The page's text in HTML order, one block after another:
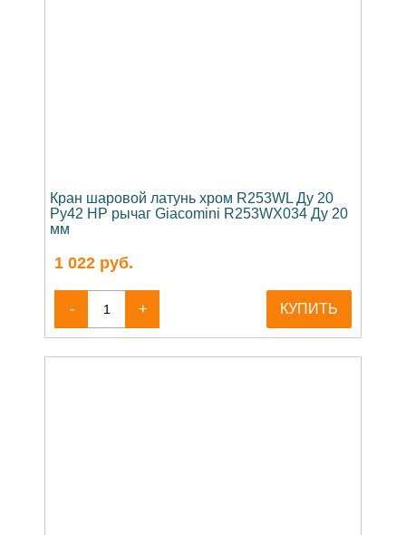
Кран шаровой латунь хром R253WL Ду 20
Ру42 НР рычаг Giacomini R253WX034 Ду 20
мм
1 022 руб.
- + КУПИТЬ